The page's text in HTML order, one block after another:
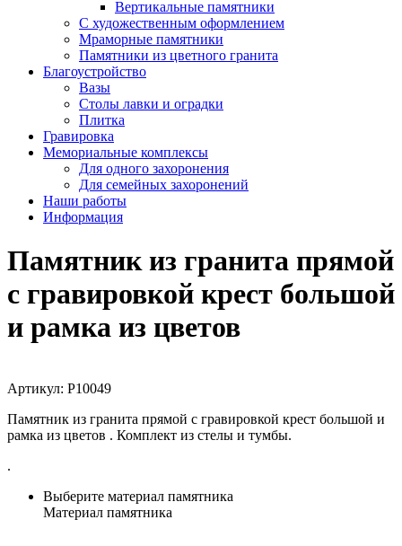
Вертикальные памятники
С художественным оформлением
Мраморные памятники
Памятники из цветного гранита
Благоустройство
Вазы
Столы лавки и оградки
Плитка
Гравировка
Мемориальные комплексы
Для одного захоронения
Для семейных захоронений
Наши работы
Информация
Памятник из гранита прямой
с гравировкой крест большой
и рамка из цветов
Артикул: P10049
Памятник из гранита прямой с гравировкой крест большой и
рамка из цветов . Комплект из стелы и тумбы.
.
Выберите материал памятника
Материал памятника